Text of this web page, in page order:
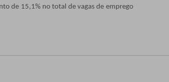
de 15,1% no total de vagas de emprego